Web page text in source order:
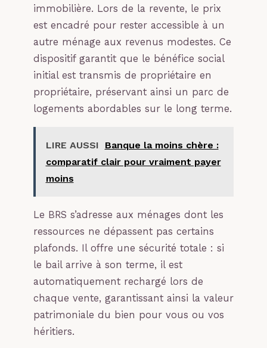
immobilière. Lors de la revente, le prix
est encadré pour rester accessible à un
autre ménage aux revenus modestes. Ce
dispositif garantit que le bénéfice social
initial est transmis de propriétaire en
propriétaire, préservant ainsi un parc de
logements abordables sur le long terme.
LIRE AUSSI
Banque la moins chère :
comparatif clair pour vraiment payer
moins
Le BRS s’adresse aux ménages dont les
ressources ne dépassent pas certains
plafonds. Il offre une sécurité totale : si
le bail arrive à son terme, il est
automatiquement rechargé lors de
chaque vente, garantissant ainsi la valeur
patrimoniale du bien pour vous ou vos
héritiers.